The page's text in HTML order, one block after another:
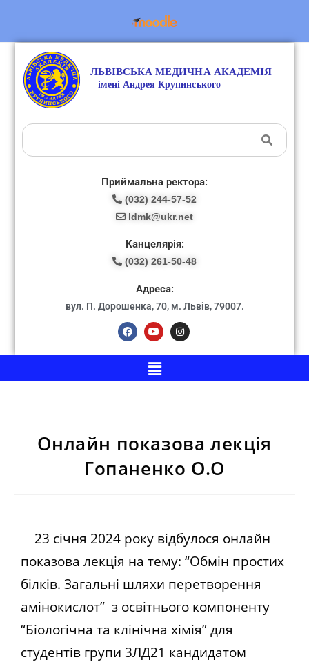
Приймальна ректора:
(032) 244-57-52
ldmk@ukr.net
Канцелярія:
(032) 261-50-48
Адреса:
вул. П. Дорошенка, 70, м. Львів, 79007.
Онлайн показова лекція
Гопаненко О.О
23 січня 2024 року відбулося онлайн
показова лекція на тему: “Обмін простих
білків. Загальні шляхи перетворення
амінокислот” з освітнього компоненту
“Біологічна та клінічна хімія” для
студентів групи 3ЛД21 кандидатом